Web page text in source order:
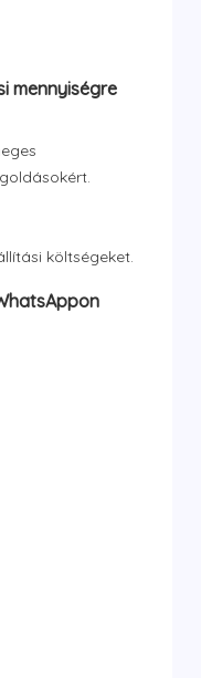
mennyiségre
költségeket.